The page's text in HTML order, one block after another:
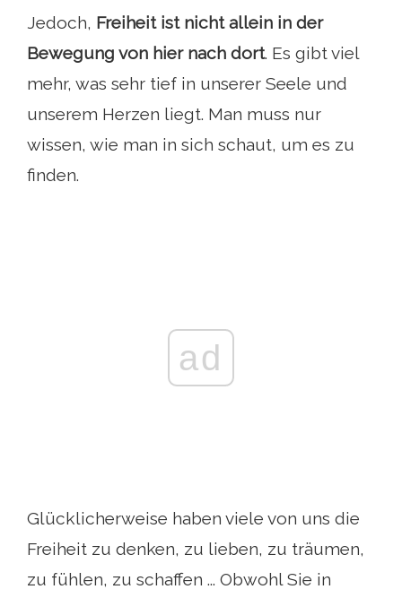
Jedoch, Freiheit ist nicht allein in der
Bewegung von hier nach dort. Es gibt viel
mehr, was sehr tief in unserer Seele und
unserem Herzen liegt. Man muss nur
wissen, wie man in sich schaut, um es zu
finden.
ad
Glücklicherweise haben viele von uns die
Freiheit zu denken, zu lieben, zu träumen,
zu fühlen, zu schaffen ... Obwohl Sie in